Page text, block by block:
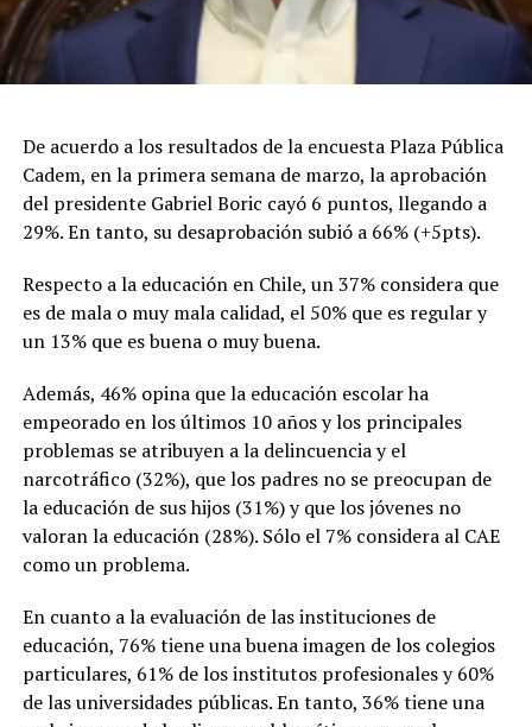
De acuerdo a los resultados de la encuesta Plaza Pública
Cadem, en la primera semana de marzo, la aprobación
del presidente Gabriel Boric cayó 6 puntos, llegando a
29%. En tanto, su desaprobación subió a 66% (+5pts).
Respecto a la educación en Chile, un 37% considera que
es de mala o muy mala calidad, el 50% que es regular y
un 13% que es buena o muy buena.
Además, 46% opina que la educación escolar ha
empeorado en los últimos 10 años y los principales
problemas se atribuyen a la delincuencia y el
narcotráfico (32%), que los padres no se preocupan de
la educación de sus hijos (31%) y que los jóvenes no
valoran la educación (28%). Sólo el 7% considera al CAE
como un problema.
En cuanto a la evaluación de las instituciones de
educación, 76% tiene una buena imagen de los colegios
particulares, 61% de los institutos profesionales y 60%
de las universidades públicas. En tanto, 36% tiene una